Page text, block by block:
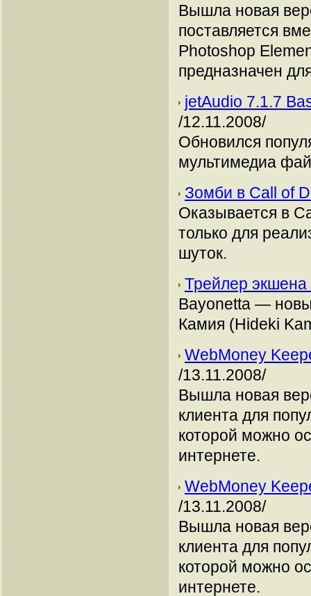
Вышла новая
поставляется
Photoshop
предназначен
jetAudio 7.1.7
/12.11.2008/
Обновился
мультимедиа
Зомби в Call of
Оказывается в
только для
шуток.
Трейлер
Bayonetta —
Камия (Hideki
WebMoney
/13.11.2008/
Вышла новая
клиента для
которой можно
интернете.
WebMoney
/13.11.2008/
Вышла новая
клиента для
которой можно
интернете.